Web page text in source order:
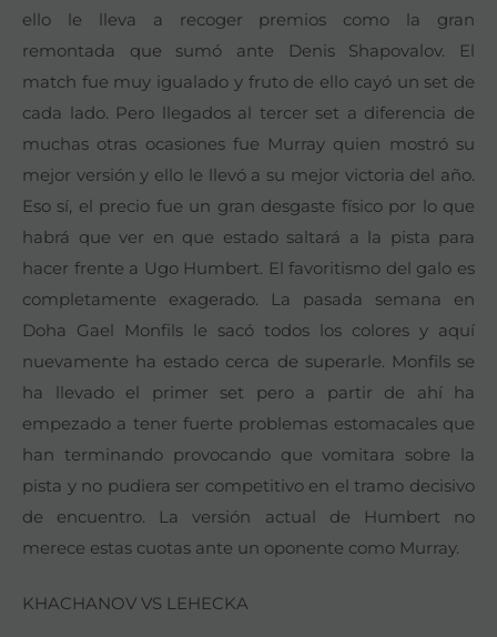
ello le lleva a recoger premios como la gran
remontada que sumó ante Denis Shapovalov. El
match fue muy igualado y fruto de ello cayó un set de
cada lado. Pero llegados al tercer set a diferencia de
muchas otras ocasiones fue Murray quien mostró su
mejor versión y ello le llevó a su mejor victoria del año.
Eso sí, el precio fue un gran desgaste físico por lo que
habrá que ver en que estado saltará a la pista para
hacer frente a Ugo Humbert. El favoritismo del galo es
completamente exagerado. La pasada semana en
Doha Gael Monfils le sacó todos los colores y aquí
nuevamente ha estado cerca de superarle. Monfils se
ha llevado el primer set pero a partir de ahí ha
empezado a tener fuerte problemas estomacales que
han terminando provocando que vomitara sobre la
pista y no pudiera ser competitivo en el tramo decisivo
de encuentro. La versión actual de Humbert no
merece estas cuotas ante un oponente como Murray.
KHACHANOV VS LEHECKA